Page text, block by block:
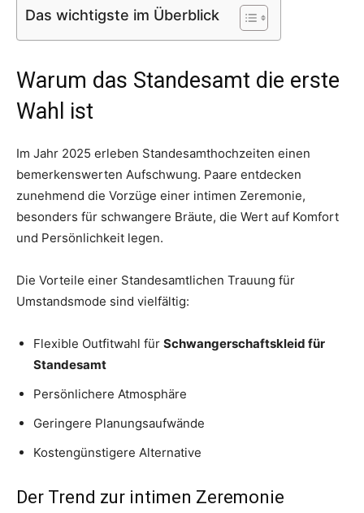
Das wichtigste im Überblick
Warum das Standesamt die erste
Wahl ist
Im Jahr 2025 erleben Standesamthochzeiten einen
bemerkenswerten Aufschwung. Paare entdecken
zunehmend die Vorzüge einer intimen Zeremonie,
besonders für schwangere Bräute, die Wert auf Komfort
und Persönlichkeit legen.
Die Vorteile einer Standesamtlichen Trauung für
Umstandsmode sind vielfältig:
Flexible Outfitwahl für Schwangerschaftskleid für
Standesamt
Persönlichere Atmosphäre
Geringere Planungsaufwände
Kostengünstigere Alternative
Der Trend zur intimen Zeremonie